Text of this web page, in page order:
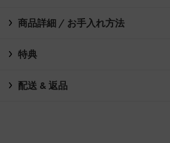
商品詳細 / お手入れ方法
特典
配送 & 返品